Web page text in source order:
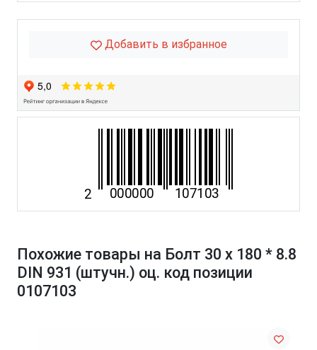
Добавить в избранное
Похожие товары на Болт 30 х 180 * 8.8
DIN 931 (штучн.) оц. код позиции
0107103